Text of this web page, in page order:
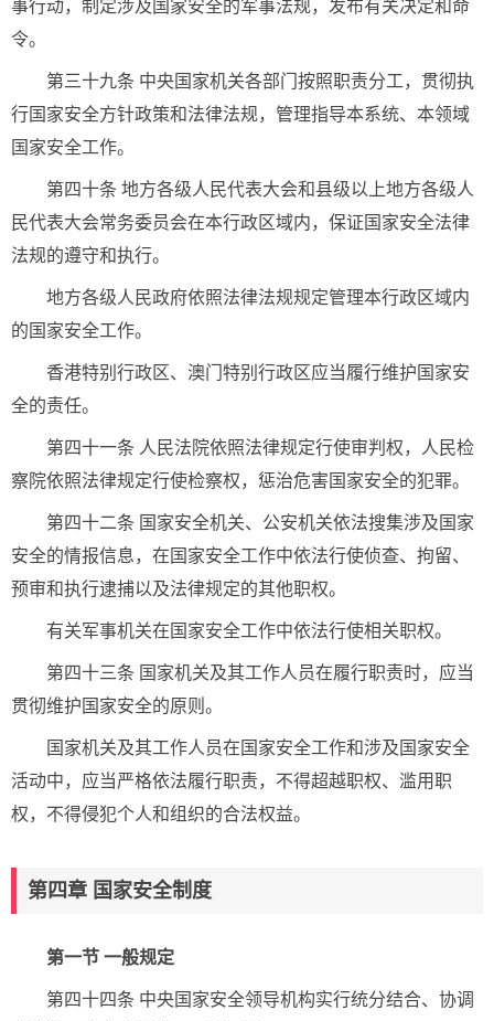
事行动，制定涉及国家安全的军事法规，发布有关决定和命
令。
第三十九条 中央国家机关各部门按照职责分工，贯彻执
行国家安全方针政策和法律法规，管理指导本系统、本领域
国家安全工作。
第四十条 地方各级人民代表大会和县级以上地方各级人
民代表大会常务委员会在本行政区域内，保证国家安全法律
法规的遵守和执行。
地方各级人民政府依照法律法规规定管理本行政区域内
的国家安全工作。
香港特别行政区、澳门特别行政区应当履行维护国家安
全的责任。
第四十一条 人民法院依照法律规定行使审判权，人民检
察院依照法律规定行使检察权，惩治危害国家安全的犯罪。
第四十二条 国家安全机关、公安机关依法搜集涉及国家
安全的情报信息，在国家安全工作中依法行使侦查、拘留、
预审和执行逮捕以及法律规定的其他职权。
有关军事机关在国家安全工作中依法行使相关职权。
第四十三条 国家机关及其工作人员在履行职责时，应当
贯彻维护国家安全的原则。
国家机关及其工作人员在国家安全工作和涉及国家安全
活动中，应当严格依法履行职责，不得超越职权、滥用职
权，不得侵犯个人和组织的合法权益。
第四章 国家安全制度
第一节 一般规定
第四十四条 中央国家安全领导机构实行统分结合、协调